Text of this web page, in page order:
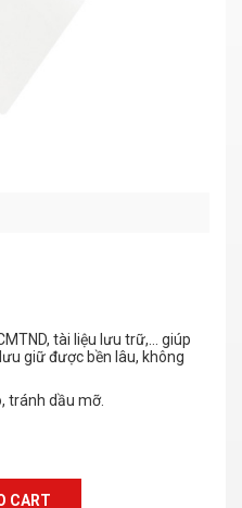
tài liệu lưu trữ,… giúp
giữ được bền lâu, không
tránh dầu mỡ.
CART